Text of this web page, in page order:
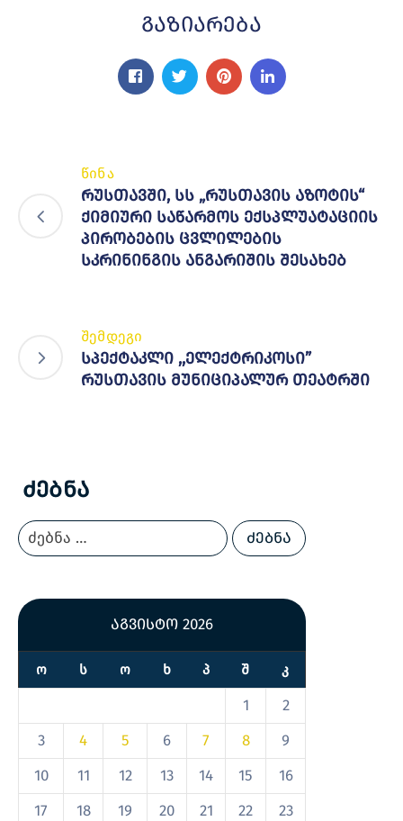
Გაზიარება
წინა
რუსთავში, სს „რუსთავის აზოტის“
ქიმიური საწარმოს ექსპლუატაციის
პირობების ცვლილების
სკრინინგის ანგარიშის შესახებ
შემდეგი
სპექტაკლი ,,ელექტრიკოსი”
რუსთავის მუნიციპალურ თეატრში
Ძებნა
აგვისტო 2026
Ო Ს Ო Ხ Პ Შ Კ
1
2
3
4 5 6 7 8
9
10
11 12 13 14 15
16
17
18 19 20 21 22
23